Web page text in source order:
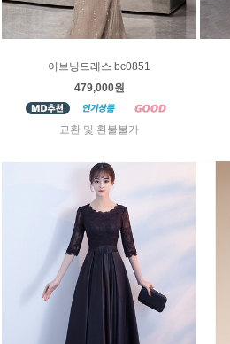
이브닝드레스 bc0851
479,000원
교환 및 환불불가